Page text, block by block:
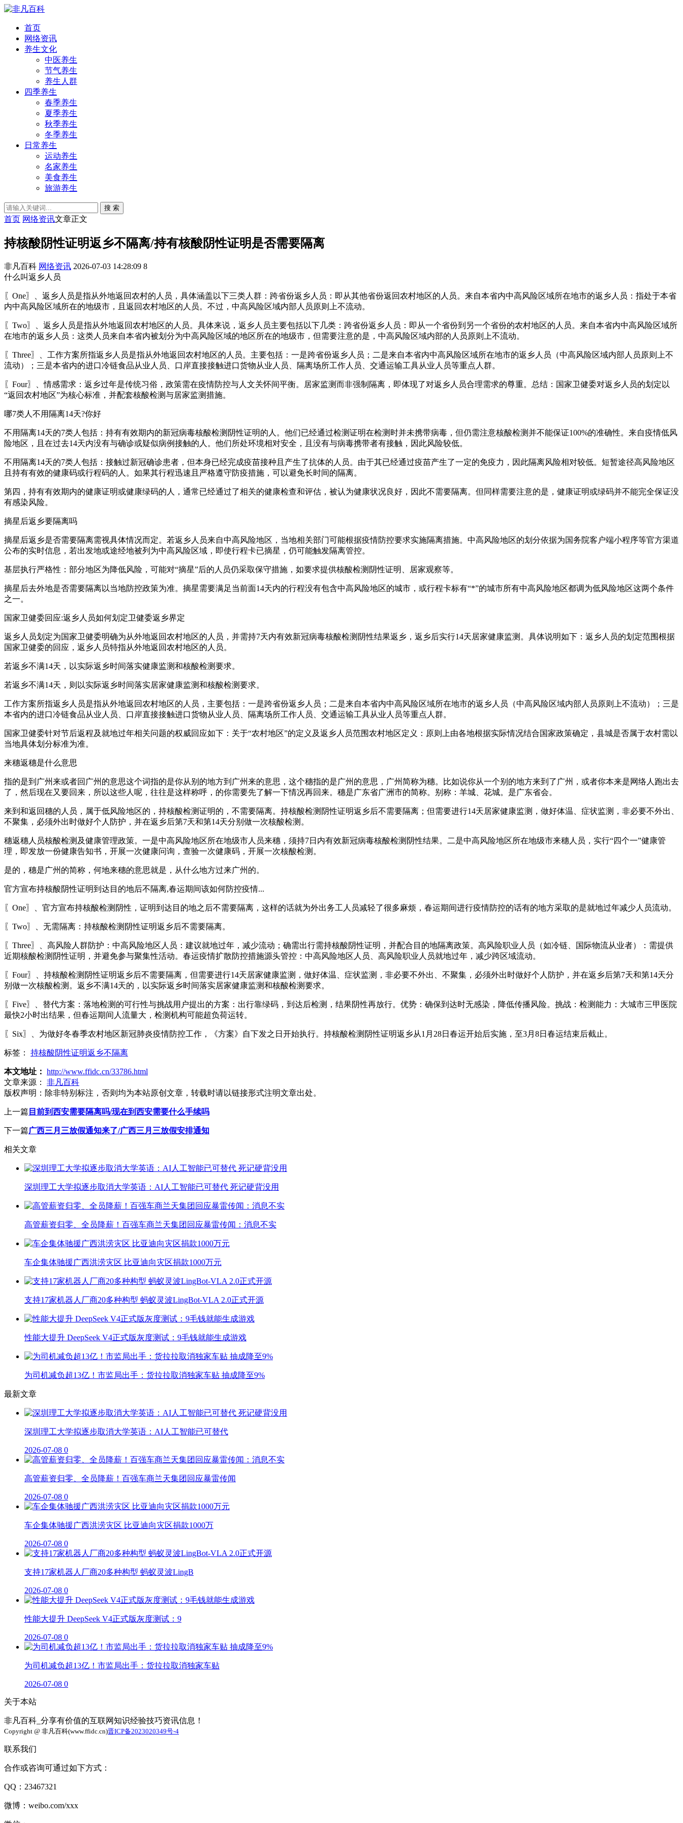
首页
网络资讯
养生文化
中医养生
节气养生
养生人群
四季养生
春季养生
夏季养生
秋季养生
冬季养生
日常养生
运动养生
名家养生
美食养生
旅游养生
搜 索
首页 网络资讯文章正文
持核酸阴性证明返乡不隔离/持有核酸阴性证明是否需要隔离
非凡百科 网络资讯 2026-07-03 14:28:09 8
什么叫返乡人员
〖One〗、返乡人员是指从外地返回农村的人员，具体涵盖以下三类人群：跨省份返乡人员：即从其他省份返回农村地区的人员。来自本省内中高风险区域所在地市的返乡人员：指处于本省
内中高风险区域所在的地级市，且返回农村地区的人员。不过，中高风险区域内部人员原则上不流动。
〖Two〗、返乡人员是指从外地返回农村地区的人员。具体来说，返乡人员主要包括以下几类：跨省份返乡人员：即从一个省份到另一个省份的农村地区的人员。来自本省内中高风险区域所
在地市的返乡人员：这类人员来自本省内被划分为中高风险区域的地区所在的地级市，但需要注意的是，中高风险区域内部的人员原则上不流动。
〖Three〗、工作方案所指返乡人员是指从外地返回农村地区的人员。主要包括：一是跨省份返乡人员；二是来自本省内中高风险区域所在地市的返乡人员（中高风险区域内部人员原则上不
流动）；三是本省内的进口冷链食品从业人员、口岸直接接触进口货物从业人员、隔离场所工作人员、交通运输工具从业人员等重点人群。
〖Four〗、情感需求：返乡过年是传统习俗，政策需在疫情防控与人文关怀间平衡。居家监测而非强制隔离，即体现了对返乡人员合理需求的尊重。总结：国家卫健委对返乡人员的划定以
“返回农村地区”为核心标准，并配套核酸检测与居家监测措施。
哪7类人不用隔离14天?你好
不用隔离14天的7类人包括：持有有效期内的新冠病毒核酸检测阴性证明的人。他们已经通过检测证明在检测时并未携带病毒，但仍需注意核酸检测并不能保证100%的准确性。来自疫情低风
险地区，且在过去14天内没有与确诊或疑似病例接触的人。他们所处环境相对安全，且没有与病毒携带者有接触，因此风险较低。
不用隔离14天的7类人包括：接触过新冠确诊患者，但本身已经完成疫苗接种且产生了抗体的人员。由于其已经通过疫苗产生了一定的免疫力，因此隔离风险相对较低。短暂途径高风险地区
且持有有效的健康码或行程码的人。如果其行程迅速且严格遵守防疫措施，可以避免长时间的隔离。
第四，持有有效期内的健康证明或健康绿码的人，通常已经通过了相关的健康检查和评估，被认为健康状况良好，因此不需要隔离。但同样需要注意的是，健康证明或绿码并不能完全保证没
有感染风险。
摘星后返乡要隔离吗
摘星后返乡是否需要隔离需视具体情况而定。若返乡人员来自中高风险地区，当地相关部门可能根据疫情防控要求实施隔离措施。中高风险地区的划分依据为国务院客户端小程序等官方渠道
公布的实时信息，若出发地或途经地被列为中高风险区域，即使行程卡已摘星，仍可能触发隔离管控。
基层执行严格性：部分地区为降低风险，可能对“摘星”后的人员仍采取保守措施，如要求提供核酸检测阴性证明、居家观察等。
摘星后去外地是否需要隔离以当地防控政策为准。摘星需要满足当前面14天内的行程没有包含中高风险地区的城市，或行程卡标有“*”的城市所有中高风险地区都调为低风险地区这两个条件
之一。
国家卫健委回应:返乡人员如何划定卫健委返乡界定
返乡人员划定为国家卫健委明确为从外地返回农村地区的人员，并需持7天内有效新冠病毒核酸检测阴性结果返乡，返乡后实行14天居家健康监测。具体说明如下：返乡人员的划定范围根据
国家卫健委的回应，返乡人员特指从外地返回农村地区的人员。
若返乡不满14天，以实际返乡时间落实健康监测和核酸检测要求。
若返乡不满14天，则以实际返乡时间落实居家健康监测和核酸检测要求。
工作方案所指返乡人员是指从外地返回农村地区的人员，主要包括：一是跨省份返乡人员；二是来自本省内中高风险区域所在地市的返乡人员（中高风险区域内部人员原则上不流动）；三是
本省内的进口冷链食品从业人员、口岸直接接触进口货物从业人员、隔离场所工作人员、交通运输工具从业人员等重点人群。
国家卫健委针对节后返程及就地过年相关问题的权威回应如下：关于“农村地区”的定义及返乡人员范围农村地区定义：原则上由各地根据实际情况结合国家政策确定，县城是否属于农村需以
当地具体划分标准为准。
来穗返穗是什么意思
指的是到广州来或者回广州的意思这个词指的是你从别的地方到广州来的意思，这个穗指的是广州的意思，广州简称为穗。比如说你从一个别的地方来到了广州，或者你本来是网络人跑出去
了，然后现在又要回来，所以这些人呢，往往是这样称呼，的你需要先了解一下情况再回来。穗是广东省广洲市的简称。别称：羊城、花城。是广东省会。
来到和返回穗的人员，属于低风险地区的，持核酸检测证明的，不需要隔离。持核酸检测阴性证明返乡后不需要隔离；但需要进行14天居家健康监测，做好体温、症状监测，非必要不外出、
不聚集，必须外出时做好个人防护，并在返乡后第7天和第14天分别做一次核酸检测。
穗返穗人员核酸检测及健康管理政策。一是中高风险地区所在地级市人员来穗，须持7日内有效新冠病毒核酸检测阴性结果。二是中高风险地区所在地级市来穗人员，实行“四个一”健康管
理，即发放一份健康告知书，开展一次健康问询，查验一次健康码，开展一次核酸检测。
是的，穗是广州的简称，何地来穗的意思就是，从什么地方过来广州的。
官方宣布持核酸阴性证明到达目的地后不隔离,春运期间该如何防控疫情...
〖One〗、官方宣布持核酸检测阴性，证明到达目的地之后不需要隔离，这样的话就为外出务工人员减轻了很多麻烦，春运期间进行疫情防控的话有的地方采取的是就地过年减少人员流动。
〖Two〗、无需隔离：持核酸检测阴性证明返乡后不需要隔离。
〖Three〗、高风险人群防护：中高风险地区人员：建议就地过年，减少流动；确需出行需持核酸阴性证明，并配合目的地隔离政策。高风险职业人员（如冷链、国际物流从业者）：需提供
近期核酸检测阴性证明，并避免参与聚集性活动。春运疫情扩散防控措施源头管控：中高风险地区人员、高风险职业人员就地过年，减少跨区域流动。
〖Four〗、持核酸检测阴性证明返乡后不需要隔离，但需要进行14天居家健康监测，做好体温、症状监测，非必要不外出、不聚集，必须外出时做好个人防护，并在返乡后第7天和第14天分
别做一次核酸检测。返乡不满14天的，以实际返乡时间落实居家健康监测和核酸检测要求。
〖Five〗、替代方案：落地检测的可行性与挑战用户提出的方案：出行靠绿码，到达后检测，结果阴性再放行。优势：确保到达时无感染，降低传播风险。挑战：检测能力：大城市三甲医院
最快2小时出结果，但春运期间人流量大，检测机构可能超负荷运转。
〖Six〗、为做好冬春季农村地区新冠肺炎疫情防控工作，《方案》自下发之日开始执行。持核酸检测阴性证明返乡从1月28日春运开始后实施，至3月8日春运结束后截止。
标签： 持核酸阴性证明返乡不隔离
本文地址： http://www.ffidc.cn/33786.html
文章来源：
非凡百科
版权声明： 除非特别标注，否则均为本站原创文章，转载时请以链接形式注明文章出处。
上一篇 目前到西安需要隔离吗/现在到西安需要什么手续吗
下一篇广西三月三放假通知来了/广西三月三放假安排通知
相关文章
深圳理工大学拟逐步取消大学英语：AI人工智能已可替代 死记硬背没用
高管薪资归零、全员降薪！百强车商兰天集团回应暴雷传闻：消息不实
车企集体驰援广西洪涝灾区 比亚迪向灾区捐款1000万元
支持17家机器人厂商20多种构型 蚂蚁灵波LingBot-VLA 2.0正式开源
性能大提升 DeepSeek V4正式版灰度测试：9毛钱就能生成游戏
为司机减负超13亿！市监局出手：货拉拉取消独家车贴 抽成降至9%
最新文章
深圳理工大学拟逐步取消大学英语：AI人工智能已可替代
2026-07-08 0
高管薪资归零、全员降薪！百强车商兰天集团回应暴雷传闻
2026-07-08 0
车企集体驰援广西洪涝灾区 比亚迪向灾区捐款1000万
2026-07-08 0
支持17家机器人厂商20多种构型 蚂蚁灵波LingB
2026-07-08 0
性能大提升 DeepSeek V4正式版灰度测试：9
2026-07-08 0
为司机减负超13亿！市监局出手：货拉拉取消独家车贴
2026-07-08 0
关于本站
非凡百科_分享有价值的互联网知识经验技巧资讯信息！
Copyright @ 非凡百科(www.ffidc.cn)晋ICP备2023020349号-4
联系我们
合作或咨询可通过如下方式：
QQ：23467321
微博：weibo.com/xxx